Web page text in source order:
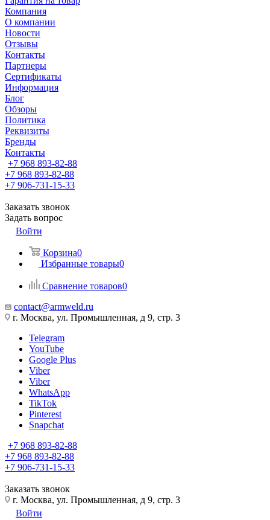
Компания
О компании
Новости
Отзывы
Контакты
Партнеры
Сертификаты
Информация
Блог
Обзоры
Политика
Реквизиты
Бренды
Контакты
+7 968 893-82-88
+7 968 893-82-88
+7 906-731-15-33
Заказать звонок
Задать вопрос
Войти
Корзина0
Избранные товары0
Сравнение товаров0
contact@armweld.ru
г. Москва, ул. Промышленная, д 9, стр. 3
Telegram
YouTube
Google Plus
Viber
Viber
WhatsApp
TikTok
Pinterest
Snapchat
+7 968 893-82-88
+7 968 893-82-88
+7 906-731-15-33
Заказать звонок
г. Москва, ул. Промышленная, д 9, стр. 3
Войти